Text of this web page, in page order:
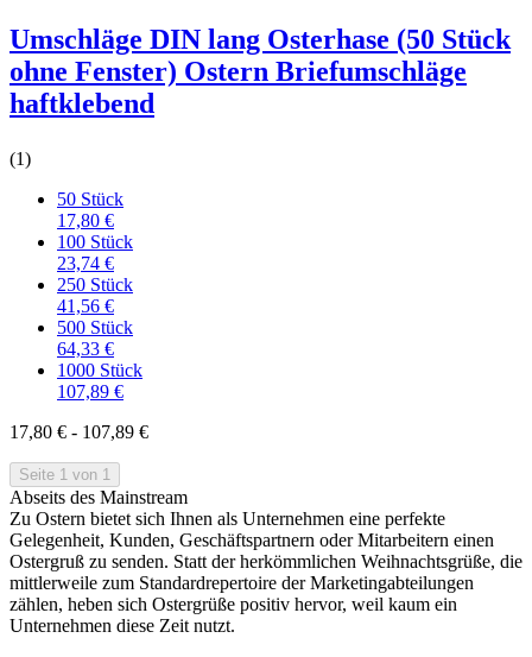
Umschläge DIN lang Osterhase (50 Stück
ohne Fenster) Ostern Briefumschläge
haftklebend
(1)
50 Stück
17,80 €
100 Stück
23,74 €
250 Stück
41,56 €
500 Stück
64,33 €
1000 Stück
107,89 €
17,80 € - 107,89 €
Seite 1 von 1
Abseits des Mainstream
Zu Ostern bietet sich Ihnen als Unternehmen eine perfekte
Gelegenheit, Kunden, Geschäftspartnern oder Mitarbeitern einen
Ostergruß zu senden. Statt der herkömmlichen Weihnachtsgrüße, die
mittlerweile zum Standardrepertoire der Marketingabteilungen
zählen, heben sich Ostergrüße positiv hervor, weil kaum ein
Unternehmen diese Zeit nutzt.